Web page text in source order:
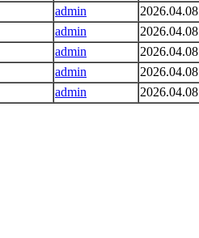
admin 2026.04.08
admin 2026.04.08
admin 2026.04.08
admin 2026.04.08
admin 2026.04.08